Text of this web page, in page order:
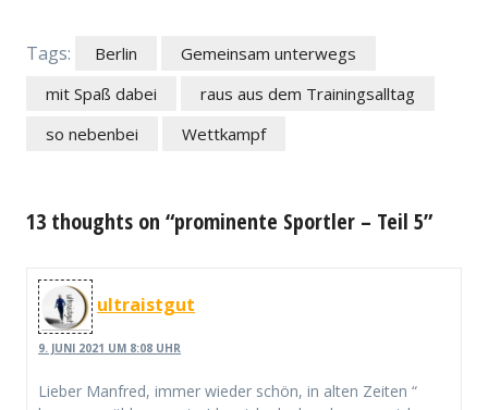
Tags: Berlin
Gemeinsam unterwegs
mit Spaß dabei
raus aus dem Trainingsalltag
so nebenbei
Wettkampf
13 thoughts on “prominente Sportler – Teil 5”
ultraistgut
9. JUNI 2021 UM 8:08 UHR
Lieber Manfred, immer wieder schön, in alten Zeiten “